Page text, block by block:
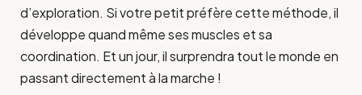
d’exploration. Si votre petit préfère cette méthode, il
développe quand même ses muscles et sa
coordination. Et un jour, il surprendra tout le monde en
passant directement à la marche !